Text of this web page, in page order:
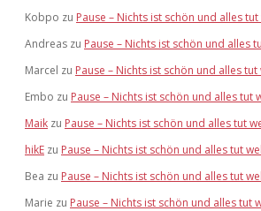
Kobpo zu Pause – Nichts ist schön und alles tut
Andreas zu Pause – Nichts ist schön und alles
Marcel zu Pause – Nichts ist schön und alles tut
Embo zu Pause – Nichts ist schön und alles tut
Maik zu Pause – Nichts ist schön und alles tut
hikE zu Pause – Nichts ist schön und alles tut
Bea zu Pause – Nichts ist schön und alles tut
Marie zu Pause – Nichts ist schön und alles tut